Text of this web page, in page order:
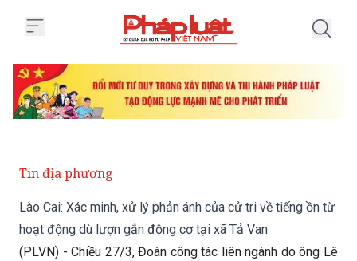
Tin địa phương
Lào Cai: Xác minh, xử lý phản ánh của cử tri về tiếng ồn từ
hoạt động dù lượn gắn động cơ tại xã Tả Van
(PLVN) - Chiều 27/3, Đoàn công tác liên ngành do ông Lê